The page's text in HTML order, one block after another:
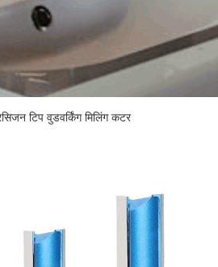
टिप वुडवर्किंग मिलिंग कटर